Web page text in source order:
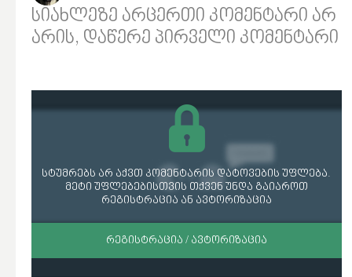
სიახლეზე არცერთი კომენტარი არ
არის, დაწერე პირველი კომენტარი
სტუმრებს არ აქვთ კომენტარის დატოვების უფლება.
მეტი უფლებებისთვის თქვენ უნდა გაიაროთ
რეგისტრაცია ან ავტორიზაცია
ᲠᲔᲒᲘᲡᲢᲠᲐᲪᲘᲐ / ᲐᲕᲢᲝᲠᲘᲖᲐᲪᲘᲐ